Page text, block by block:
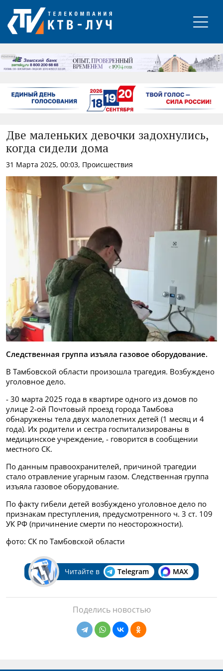
РЕКЛАМА
Две маленьких девочки задохнулись,
когда сидели дома
31 Марта 2025, 00:03, Происшествия
Следственная группа изъяла газовое оборудование.
В Тамбовской области произошла трагедия. Возбуждено
уголовное дело.
- 30 марта 2025 года в квартире одного из домов по
улице 2-ой Почтовый проезд города Тамбова
обнаружены тела двух малолетних детей (1 месяц и 4
года). Их родители и сестра госпитализированы в
медицинское учреждение, - говорится в сообщении
местного СК.
По данным правоохранителей, причиной трагедии
стало отравление угарным газом. Следственная группа
изъяла газовое оборудование.
По факту гибели детей возбуждено уголовное дело по
признакам преступления, предусмотренного ч. 3 ст. 109
УК РФ (причинение смерти по неосторожности).
фото: СК по Тамбовской области
Читайте в Telegram MAX
Поделись новостью